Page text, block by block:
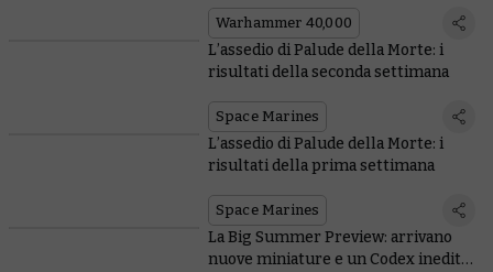
Warhammer 40,000
L’assedio di Palude della Morte: i
risultati della seconda settimana
Space Marines
L’assedio di Palude della Morte: i
risultati della prima settimana
Space Marines
La Big Summer Preview: arrivano
nuove miniature e un Codex inedito